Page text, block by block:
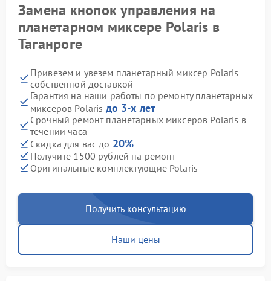
Замена кнопок управления на
планетарном миксере Polaris в
Таганроге
Привезем и увезем планетарный миксер Polaris
собственной доставкой
Гарантия на наши работы по ремонту планетарных
миксеров Polaris до 3-х лет
Срочный ремонт планетарных миксеров Polaris в
течении часа
Скидка для вас до 20%
Получите 1500 рублей на ремонт
Оригинальные комплектующие Polaris
Получить консультацию
Наши цены